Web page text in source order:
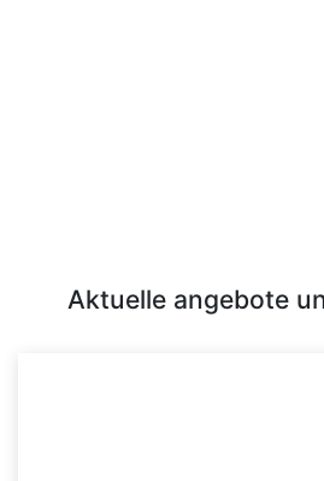
Aktuelle angebote